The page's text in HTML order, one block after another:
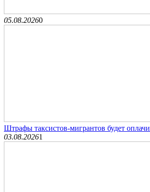
05.08.20260
Штрафы таксистов-мигрантов будет
03.08.20261